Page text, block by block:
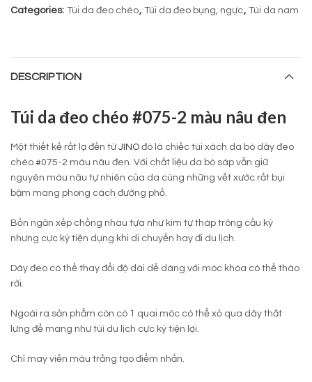
Categories: Túi da đeo chéo, Túi da đeo bụng, ngực, Túi da nam
DESCRIPTION
Túi da đeo chéo #075-2 màu nâu đen
Một thiết kế rất lạ đến từJINO đó là chiếc túi xách da bò dây đeo
chéo #075-2 màu nâu đen. Với chất liệu da bò sáp vẫn giữ
nguyên màu nâu tự nhiên của da cùng những vết xước rất bụi
bặm mang phong cách đường phố.
Bốn ngăn xếp chồng nhau tựa như kim tự tháp trông cầu kỳ
nhưng cực kỳ tiện dụng khi di chuyển hay đi du lịch.
Dây đeo có thể thay đổi độ dài dễ dàng với móc khóa có thể tháo
rời.
Ngoài ra sản phẩm còn có 1 quai móc có thể xỏ qua dây thắt
lưng để mang như túi du lịch cực kỳ tiện lợi.
Chỉ may viền màu trắng tạo điểm nhấn.